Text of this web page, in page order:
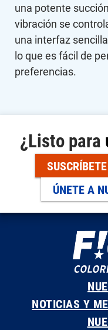
una potente
vibración se
una interfaz
lo que es fácil de
preferencias.
¿Listo para
ÚNETE A
NOTICIAS Y